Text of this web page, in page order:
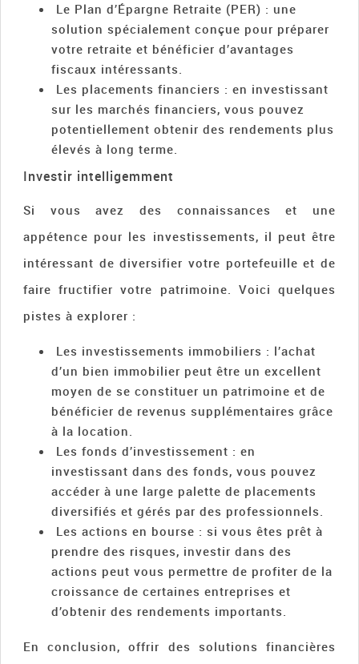
Le Plan d’Épargne Retraite (PER) : une
solution spécialement conçue pour préparer
votre retraite et bénéficier d’avantages
fiscaux intéressants.
Les placements financiers : en investissant
sur les marchés financiers, vous pouvez
potentiellement obtenir des rendements plus
élevés à long terme.
Investir intelligemment
Si vous avez des connaissances et une
appétence pour les investissements, il peut être
intéressant de diversifier votre portefeuille et de
faire fructifier votre patrimoine. Voici quelques
pistes à explorer :
Les investissements immobiliers : l’achat
d’un bien immobilier peut être un excellent
moyen de se constituer un patrimoine et de
bénéficier de revenus supplémentaires grâce
à la location.
Les fonds d’investissement : en
investissant dans des fonds, vous pouvez
accéder à une large palette de placements
diversifiés et gérés par des professionnels.
Les actions en bourse : si vous êtes prêt à
prendre des risques, investir dans des
actions peut vous permettre de profiter de la
croissance de certaines entreprises et
d’obtenir des rendements importants.
En conclusion, offrir des solutions financières